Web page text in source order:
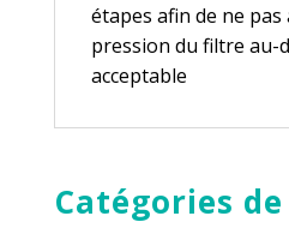
étapes afin de ne
pression du filtre au-
acceptable
Catégories